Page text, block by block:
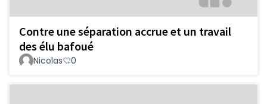
Contre une séparation accrue et un travail
des élu bafoué
Nicolas 0